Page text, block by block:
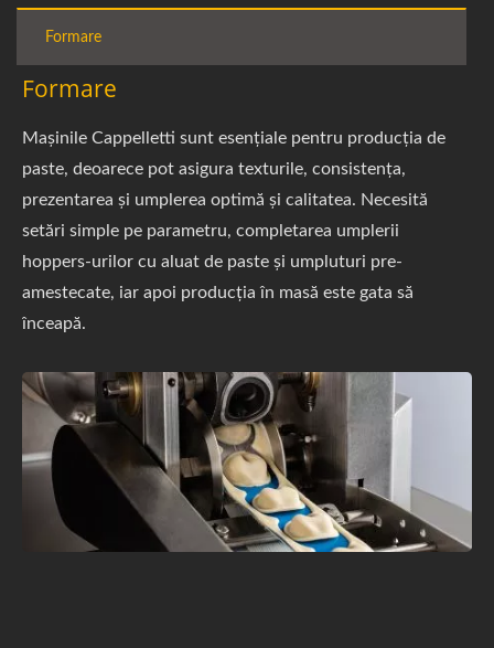
Formare
Formare
Mașinile Cappelletti sunt esențiale pentru producția de
paste, deoarece pot asigura texturile, consistența,
prezentarea și umplerea optimă și calitatea. Necesită
setări simple pe parametru, completarea umplerii
hoppers-urilor cu aluat de paste și umpluturi pre-
amestecate, iar apoi producția în masă este gata să
înceapă.